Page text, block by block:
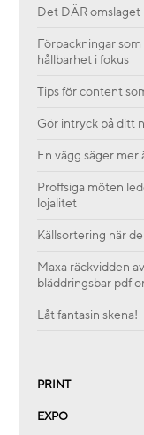
Det DÄR omslaget
Förpackningar
hållbarhet i fokus
Tips för content
Gör intryck på ditt
En vägg säger mer
Proffsiga möten
lojalitet
Källsortering när
Maxa räckvidden
bläddringsbar pdf
Låt fantasin skena!
PRINT
EXPO